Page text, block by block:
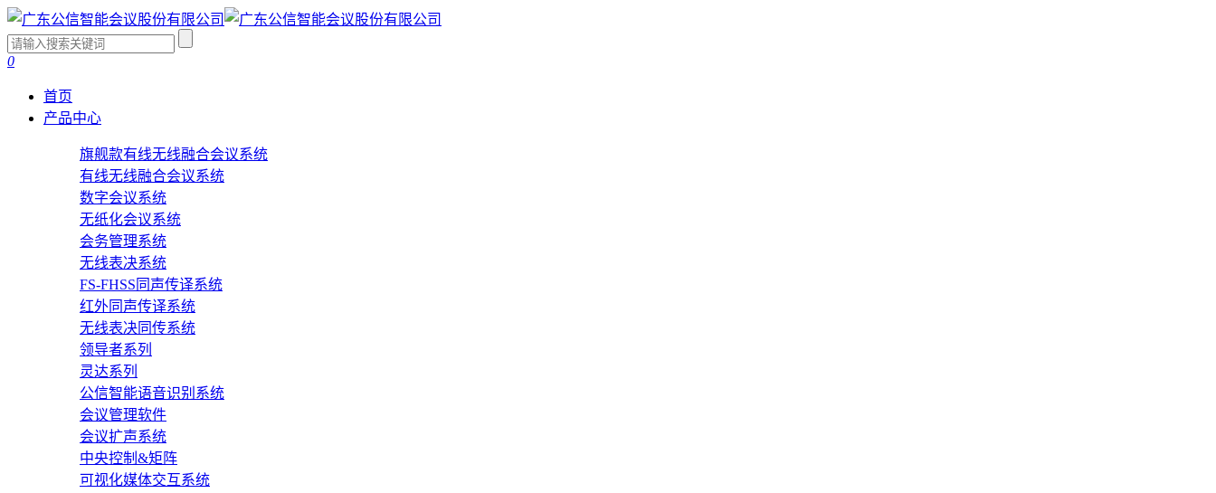
0
首页
产品中心
旗舰款有线无线融合会议系统
有线无线融合会议系统
数字会议系统
无纸化会议系统
会务管理系统
无线表决系统
FS-FHSS同声传译系统
红外同声传译系统
无线表决同传系统
领导者系列
灵达系列
公信智能语音识别系统
会议管理软件
会议扩声系统
中央控制&矩阵
可视化媒体交互系统